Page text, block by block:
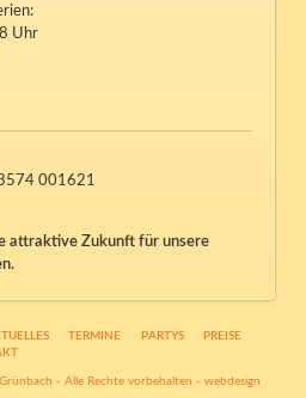
Uhr
001621
attraktive Zukunft für unsere
TERMINE PARTYS
PREISE
- Alle Rechte vorbehalten - webdesign